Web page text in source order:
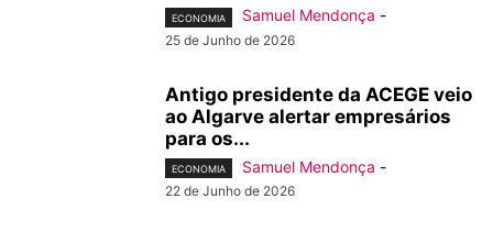
ECONOMIA Samuel Mendonça -
25 de Junho de 2026
Antigo presidente da ACEGE veio
ao Algarve alertar empresários
para os...
ECONOMIA Samuel Mendonça -
22 de Junho de 2026